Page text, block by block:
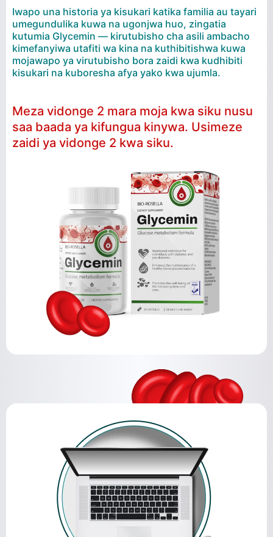
Iwapo una historia ya kisukari katika familia au tayari
umegundulika kuwa na ugonjwa huo, zingatia
kutumia Glycemin — kirutubisho cha asili ambacho
kimefanyiwa utafiti wa kina na kuthibitishwa kuwa
mojawapo ya virutubisho bora zaidi kwa kudhibiti
kisukari na kuboresha afya yako kwa ujumla.
Meza vidonge 2 mara moja kwa siku nusu
saa baada ya kifungua kinywa. Usimeze
zaidi ya vidonge 2 kwa siku.